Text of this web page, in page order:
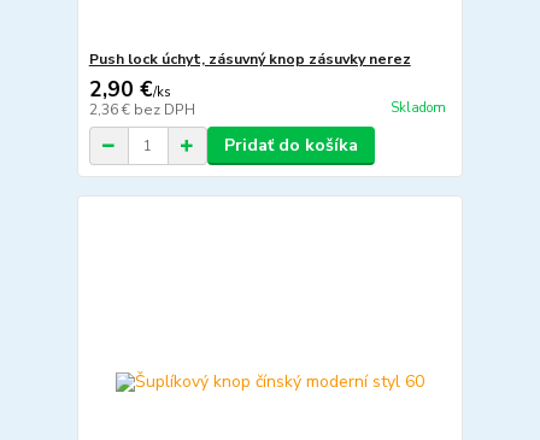
Push lock úchyt, zásuvný knop zásuvky nerez
2,90 €/ks
2,36 € bez DPH Skladom
Pridať do košíka